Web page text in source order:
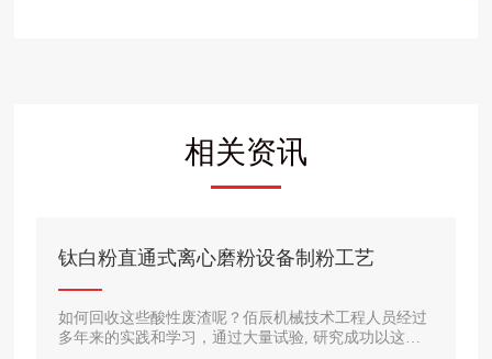
相关资讯
钛白粉直通式离心磨粉设备制粉工艺
如何回收这些酸性废渣呢？佰辰机械技术工程人员经过
多年来的实践和学习，通过大量试验, 研究成功以这种